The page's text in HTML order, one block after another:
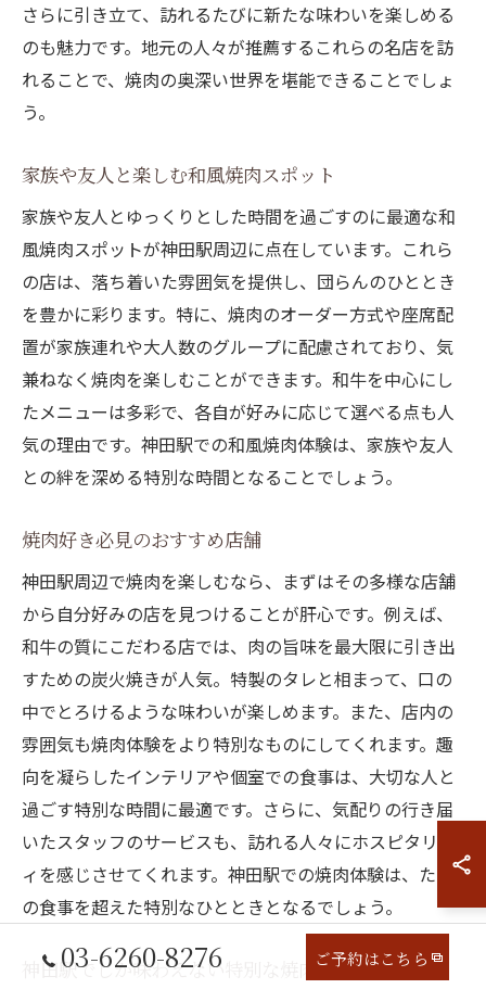
さらに引き立て、訪れるたびに新たな味わいを楽しめる
のも魅力です。地元の人々が推薦するこれらの名店を訪
れることで、焼肉の奥深い世界を堪能できることでしょ
う。
家族や友人と楽しむ和風焼肉スポット
家族や友人とゆっくりとした時間を過ごすのに最適な和
風焼肉スポットが神田駅周辺に点在しています。これら
の店は、落ち着いた雰囲気を提供し、団らんのひととき
を豊かに彩ります。特に、焼肉のオーダー方式や座席配
置が家族連れや大人数のグループに配慮されており、気
兼ねなく焼肉を楽しむことができます。和牛を中心にし
たメニューは多彩で、各自が好みに応じて選べる点も人
気の理由です。神田駅での和風焼肉体験は、家族や友人
との絆を深める特別な時間となることでしょう。
焼肉好き必見のおすすめ店舗
神田駅周辺で焼肉を楽しむなら、まずはその多様な店舗
から自分好みの店を見つけることが肝心です。例えば、
和牛の質にこだわる店では、肉の旨味を最大限に引き出
すための炭火焼きが人気。特製のタレと相まって、口の
中でとろけるような味わいが楽しめます。また、店内の
雰囲気も焼肉体験をより特別なものにしてくれます。趣
向を凝らしたインテリアや個室での食事は、大切な人と
過ごす特別な時間に最適です。さらに、気配りの行き届
いたスタッフのサービスも、訪れる人々にホスピタリテ
ィを感じさせてくれます。神田駅での焼肉体験は、ただ
の食事を超えた特別なひとときとなるでしょう。
神田駅でしか味わえない特別な焼肉体験
03-6260-8276 ご予約はこちら